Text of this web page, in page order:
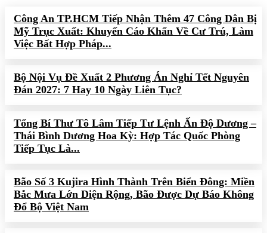
Công An TP.HCM Tiếp Nhận Thêm 47 Công Dân Bị
Mỹ Trục Xuất: Khuyến Cáo Khẩn Về Cư Trú, Làm
Việc Bất Hợp Pháp...
Bộ Nội Vụ Đề Xuất 2 Phương Án Nghỉ Tết Nguyên
Đán 2027: 7 Hay 10 Ngày Liên Tục?
Tổng Bí Thư Tô Lâm Tiếp Tư Lệnh Ấn Độ Dương –
Thái Bình Dương Hoa Kỳ: Hợp Tác Quốc Phòng
Tiếp Tục Là...
Bão Số 3 Kujira Hình Thành Trên Biển Đông: Miền
Bắc Mưa Lớn Diện Rộng, Bão Được Dự Báo Không
Đổ Bộ Việt Nam